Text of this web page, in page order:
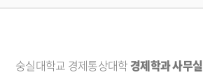
숭실대학교 경제통상대학 경제학과 사무실